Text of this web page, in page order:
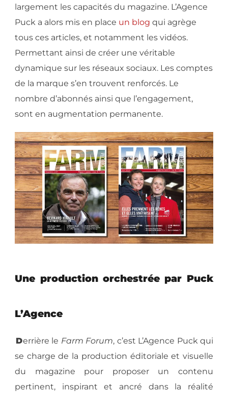
largement les capacités du magazine. L’Agence
Puck a alors mis en place un blog qui agrège
tous ces articles, et notamment les vidéos.
Permettant ainsi de créer une véritable
dynamique sur les réseaux sociaux. Les comptes
de la marque s’en trouvent renforcés. Le
nombre d’abonnés ainsi que l’engagement,
sont en augmentation permanente.
Une production orchestrée par Puck
L’Agence
Derrière le Farm Forum, c’est L’Agence Puck qui
se charge de la production éditoriale et visuelle
du magazine pour proposer un contenu
pertinent, inspirant et ancré dans la réalité